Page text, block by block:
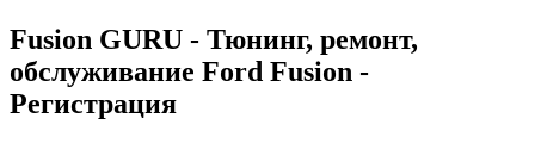
Fusion GURU - Тюнинг, ремонт,
обслуживание Ford Fusion -
Регистрация